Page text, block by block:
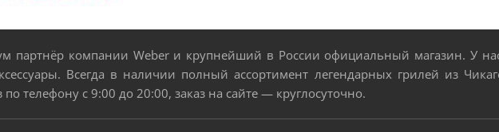
партнёр компании Weber и крупнейший в России официальный магазин. У
Всегда в наличии полный ассортимент легендарных грилей из
телефону с 9:00 до 20:00, заказ на сайте — круглосуточно.